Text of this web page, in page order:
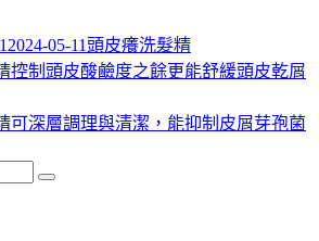
2024-05-11類
頭皮癢洗髮精
控制頭皮酸鹼度之餘更能舒緩頭皮乾屑
可深層調理與清潔，能抑制皮屑芽孢菌